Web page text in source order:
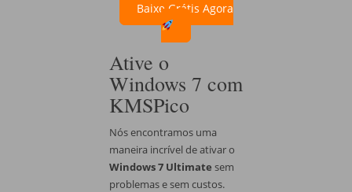
Baixe Grátis Agora
Ative o
Windows 7 com
KMSPico
Nós encontramos uma
maneira incrível de ativar o
Windows 7 Ultimate sem
problemas e sem custos.